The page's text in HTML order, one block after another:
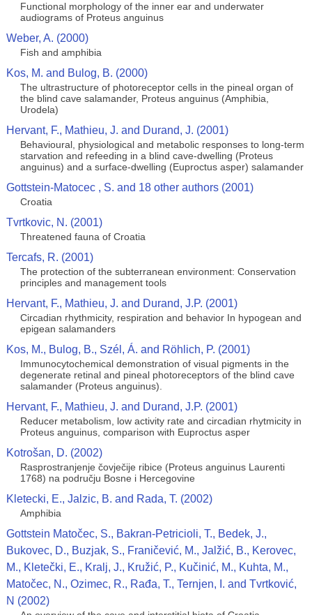
Functional morphology of the inner ear and underwater
audiograms of Proteus anguinus
Weber, A. (2000)
Fish and amphibia
Kos, M. and Bulog, B. (2000)
The ultrastructure of photoreceptor cells in the pineal organ of
the blind cave salamander, Proteus anguinus (Amphibia,
Urodela)
Hervant, F., Mathieu, J. and Durand, J. (2001)
Behavioural, physiological and metabolic responses to long-term
starvation and refeeding in a blind cave-dwelling (Proteus
anguinus) and a surface-dwelling (Euproctus asper) salamander
Gottstein-Matocec , S. and 18 other authors (2001)
Croatia
Tvrtkovic, N. (2001)
Threatened fauna of Croatia
Tercafs, R. (2001)
The protection of the subterranean environment: Conservation
principles and management tools
Hervant, F., Mathieu, J. and Durand, J.P. (2001)
Circadian rhythmicity, respiration and behavior In hypogean and
epigean salamanders
Kos, M., Bulog, B., Szél, Á. and Röhlich, P. (2001)
Immunocytochemical demonstration of visual pigments in the
degenerate retinal and pineal photoreceptors of the blind cave
salamander (Proteus anguinus).
Hervant, F., Mathieu, J. and Durand, J.P. (2001)
Reducer metabolism, low activity rate and circadian rhytmicity in
Proteus anguinus, comparison with Euproctus asper
Kotrošan, D. (2002)
Rasprostranjenje čovječije ribice (Proteus anguinus Laurenti
1768) na području Bosne i Hercegovine
Kletecki, E., Jalzic, B. and Rada, T. (2002)
Amphibia
Gottstein Matočec, S., Bakran-Petricioli, T., Bedek, J.,
Bukovec, D., Buzjak, S., Franičević, M., Jalžić, B., Kerovec,
M., Kletečki, E., Kralj, J., Kružić, P., Kučinić, M., Kuhta, M.,
Matočec, N., Ozimec, R., Rađa, T., Ternjen, I. and Tvrtković,
N (2002)